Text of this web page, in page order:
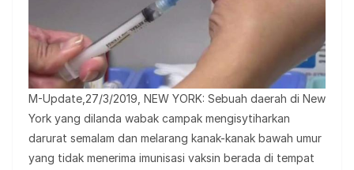
M-Update,27/3/2019, NEW YORK: Sebuah daerah di New
York yang dilanda wabak campak mengisytiharkan
darurat semalam dan melarang kanak-kanak bawah umur
yang tidak menerima imunisasi vaksin berada di tempat